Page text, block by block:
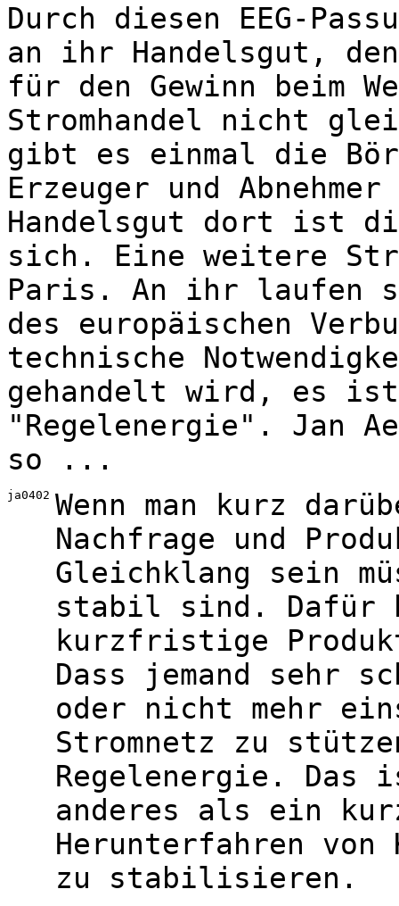
Durch diesen EEG-
an ihr Handelsgut,
für den Gewinn beim
Stromhandel nicht
gibt es einmal die
Erzeuger und
Handelsgut dort ist
sich. Eine weitere
Paris. An ihr laufen
des europäischen
technische
gehandelt wird, es ist
"Regelenergie". Jan
so ...
ja0402 Wenn man kurz
Nachfrage und
Gleichklang sein
stabil sind. Dafür
kurzfristige
Dass jemand sehr
oder nicht mehr
Stromnetz zu
Regelenergie.
anderes als ein
Herunterfahren von
zu stabilisieren.